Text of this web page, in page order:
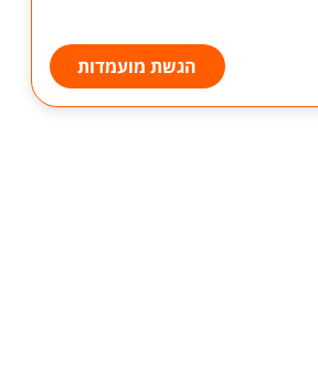
הגשת מועמדות